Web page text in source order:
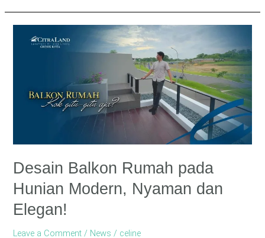
Desain Balkon Rumah pada
Hunian Modern, Nyaman dan
Elegan!
Leave a Comment / News / celine
Balkon
Hunian
dan
Elegan!